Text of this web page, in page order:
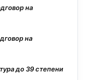
на
на
до 39 степени